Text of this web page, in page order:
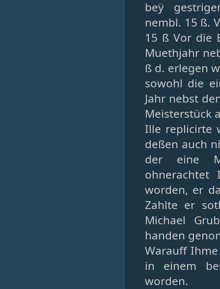
beÿ
nembl. 15 ß.
15 ß Vor die
Muethjahr
ß d. erlegen
sowohl die
Jahr nebst
Meisterstück
Ille replicirte
deßen auch
der eine
worden, er
Zahlte er
Michael
handen
Warauff
in einem
worden.